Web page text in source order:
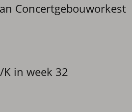
Concertgebouworkest
in week 32